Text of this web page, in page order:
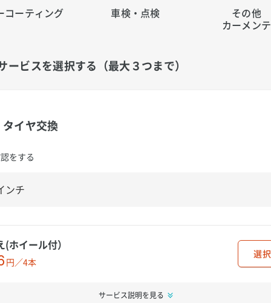
コーティング 車検・点検
その他
カーメンテ
ービスを選択する（最大３つまで）
タイヤ交換
をする
(ホイール付）
円／4本
選択
サービス説明を見る